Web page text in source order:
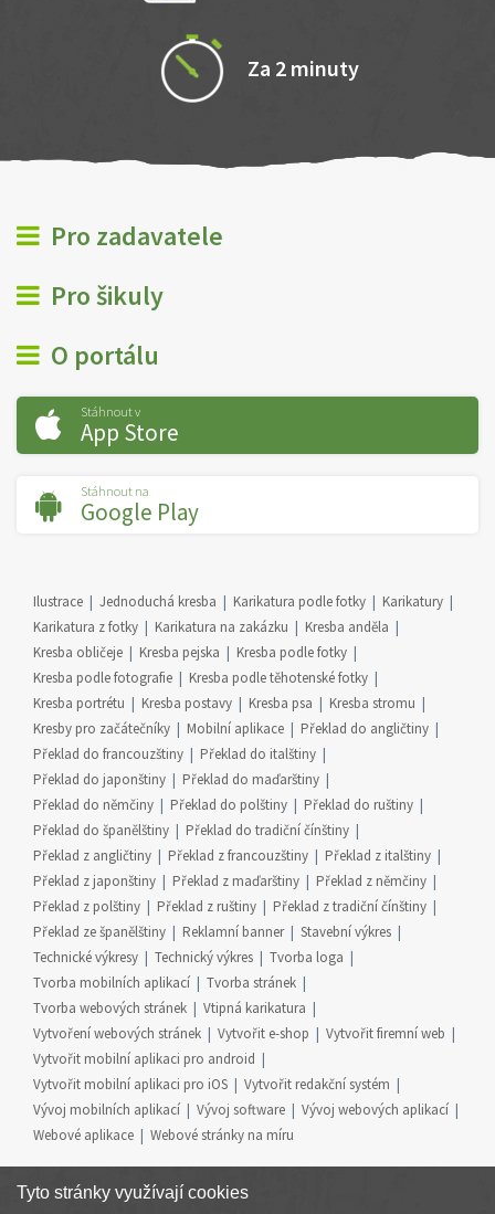
Za 2 minuty
Pro zadavatele
Pro šikuly
O portálu
Stáhnout v
App Store
Stáhnout na
Google Play
Ilustrace Jednoduchá kresba Karikatura podle fotky
Karikatury
Karikatura z fotky
Karikatura na zakázku
Kresba anděla
Kresba obličeje
Kresba pejska
Kresba podle fotky
Kresba podle fotografie
Kresba podle těhotenské fotky
Kresba portrétu
Kresba postavy Kresba psa
Kresba stromu
Kresby pro začátečníky
Mobilní aplikace
Překlad do angličtiny
Překlad do francouzštiny
Překlad do italštiny
Překlad do japonštiny
Překlad do maďarštiny
Překlad do němčiny
Překlad do polštiny
Překlad do ruštiny
Překlad do španělštiny
Překlad do tradiční čínštiny
Překlad z angličtiny
Překlad z francouzštiny
Překlad z italštiny
Překlad z japonštiny
Překlad z maďarštiny
Překlad z němčiny
Překlad z polštiny
Překlad z ruštiny
Překlad z tradiční čínštiny
Překlad ze španělštiny
Reklamní banner
Stavební výkres
Technické výkresy
Technický výkres
Tvorba loga
Tvorba mobilních aplikací
Tvorba stránek
Tvorba webových stránek
Vtipná karikatura
Vytvoření webových stránek
Vytvořit e-shop
Vytvořit firemní web
Vytvořit mobilní aplikaci pro android
Vytvořit mobilní aplikaci pro iOS
Vytvořit redakční systém
Vývoj mobilních aplikací
Vývoj software
Vývoj webových aplikací
Webové aplikace
Webové stránky na míru
Tyto stránky využívají cookies